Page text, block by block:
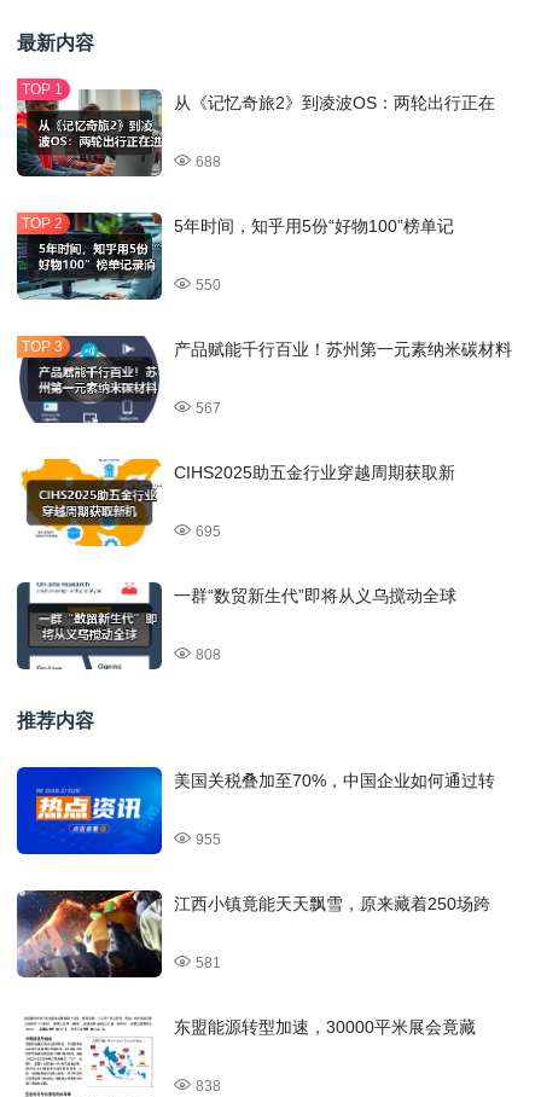
最新内容
从《记忆奇旅2》到凌波OS：两轮出行正在
688
5年时间，知乎用5份“好物100”榜单记
550
产品赋能千行百业！苏州第一元素纳米碳材料
567
CIHS2025助五金行业穿越周期获取新
695
一群“数贸新生代”即将从义乌搅动全球
808
推荐内容
美国关税叠加至70%，中国企业如何通过转
955
江西小镇竟能天天飘雪，原来藏着250场跨
581
东盟能源转型加速，30000平米展会竟藏
838